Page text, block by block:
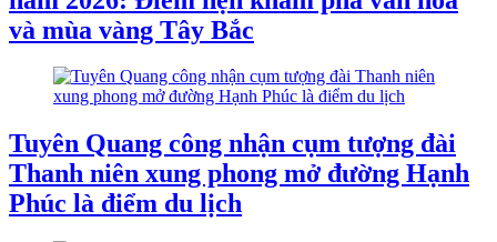
và mùa vàng Tây Bắc
Tuyên Quang công nhận cụm tượng đài
Thanh niên xung phong mở đường Hạnh
Phúc là điểm du lịch